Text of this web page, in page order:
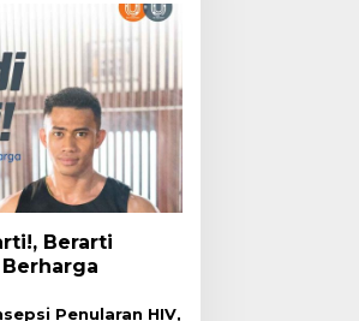
Berarti
Penularan HIV,